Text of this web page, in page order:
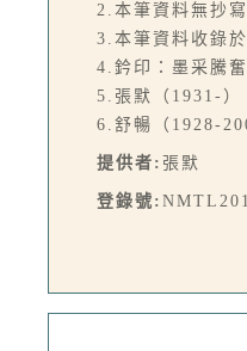
2.本筆資料無抄寫
3.本筆資料收錄
4.鈐印：墨采騰
5.張默（1931-）
6.舒暢（1928-
提供者: 張默
登錄號: